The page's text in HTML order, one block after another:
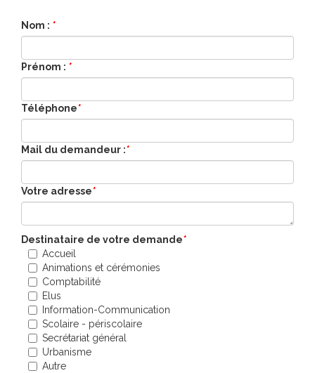
Nom : *
Prénom : *
Téléphone*
Mail du demandeur :*
Votre adresse*
Destinataire de votre demande*
Accueil
Animations et cérémonies
Comptabilité
Elus
Information-Communication
Scolaire - périscolaire
Secrétariat général
Urbanisme
Autre